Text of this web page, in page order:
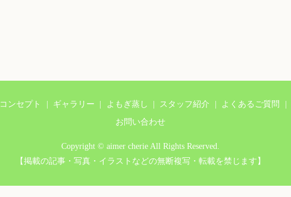
コンセプト ギャラリー よもぎ蒸し スタッフ紹介 よくあるご質問
お問い合わせ
Copyright © aimer cherie All Rights Reserved.
【掲載の記事・写真・イラストなどの無断複写・転載を禁じます】